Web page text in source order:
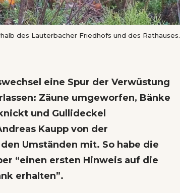
des Lauterbacher Friedhofs und des Rathauses.
eine Spur der Verwüstung
Zäune umgeworfen, Bänke
und Gullideckel
Kaupp von der
Umständen mit. So habe die
“einen ersten Hinweis auf die
erhalten”.